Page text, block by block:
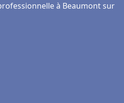
à Beaumont sur